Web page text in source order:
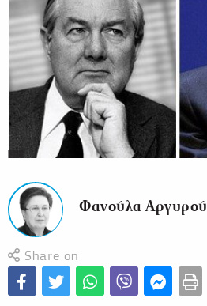
Φανούλα Αργυρού
Share on